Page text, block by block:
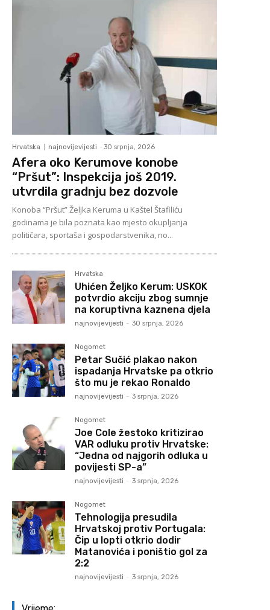
Hrvatska najnovijevijesti - 30 srpnja, 2026
Afera oko Kerumove konobe
“Pršut”: Inspekcija još 2019.
utvrdila gradnju bez dozvole
Konoba “Pršut” Željka Keruma u Kaštel Štafiliću
godinama je bila poznata kao mjesto okupljanja
političara, sportaša i gospodarstvenika, no...
Hrvatska
Uhićen Željko Kerum: USKOK
potvrdio akciju zbog sumnje
na koruptivna kaznena djela
najnovijevijesti - 30 srpnja, 2026
Nogomet
Petar Sučić plakao nakon
ispadanja Hrvatske pa otkrio
što mu je rekao Ronaldo
najnovijevijesti - 3 srpnja, 2026
Nogomet
Joe Cole žestoko kritizirao
VAR odluku protiv Hrvatske:
“Jedna od najgorih odluka u
povijesti SP-a”
najnovijevijesti - 3 srpnja, 2026
Nogomet
Tehnologija presudila
Hrvatskoj protiv Portugala:
Čip u lopti otkrio dodir
Matanovića i poništio gol za
2:2
najnovijevijesti - 3 srpnja, 2026